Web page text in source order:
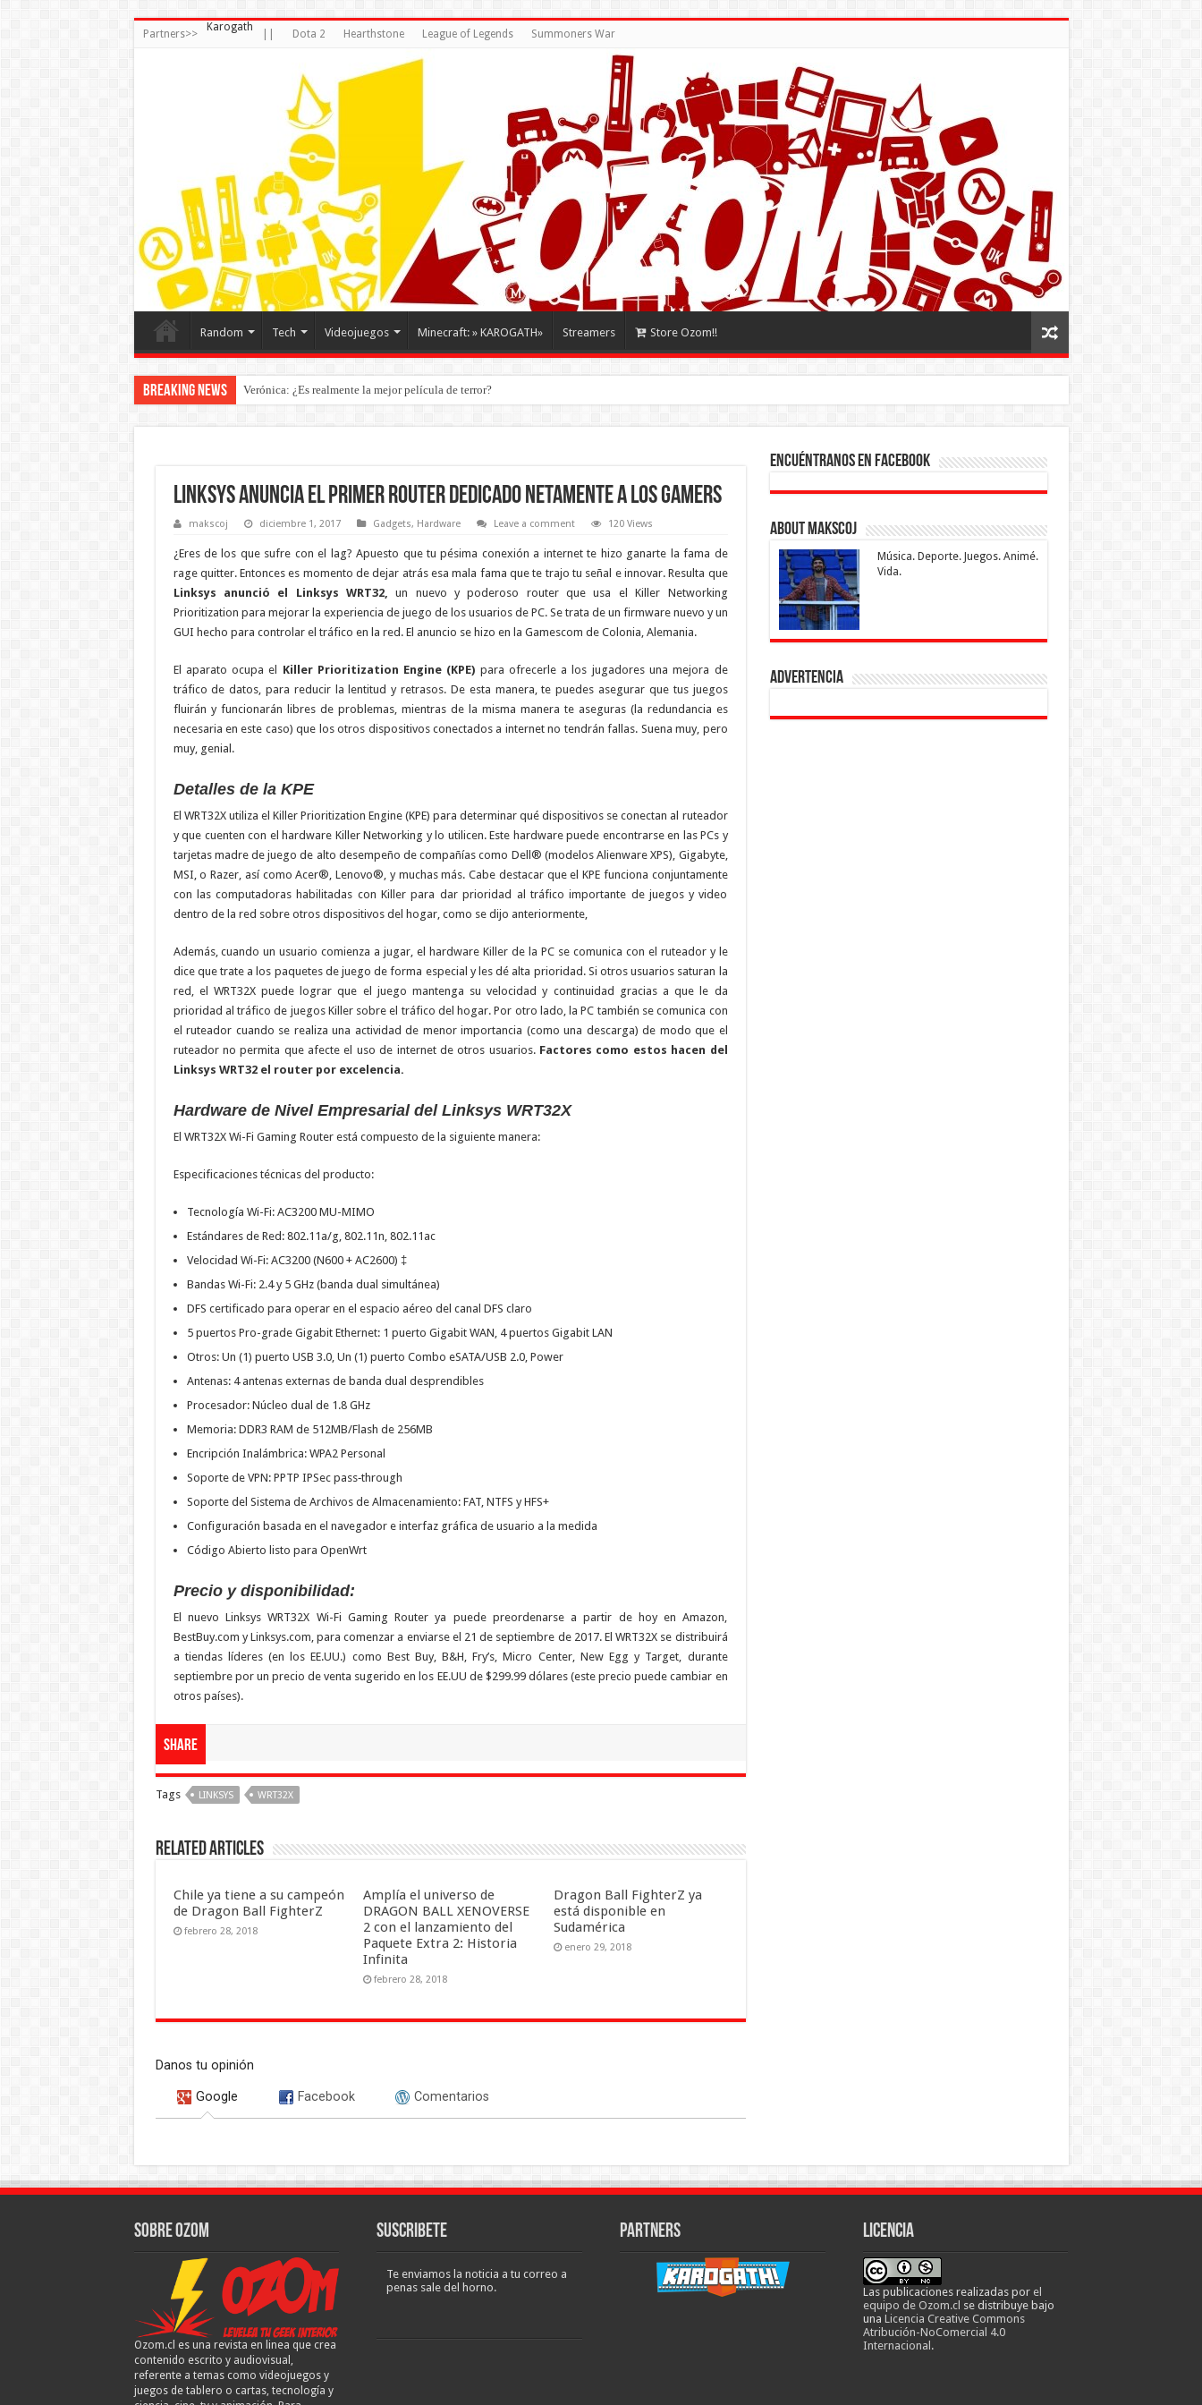
Partners>>
Karogath
Dota 2 Hearthstone League of Legends Summoners War
Random Tech Videojuegos Minecraft: » KAROGATH» Streamers Store Ozom!!
Breaking News Verónica: ¿Es realmente la mejor película de terror?
LINKSYS ANUNCIA EL PRIMER ROUTER DEDICADO NETAMENTE A LOS GAMERS
makscoj diciembre 1, 2017 Gadgets, Hardware Leave a comment 120 Views
¿Eres de los que sufre con el lag? Apuesto que tu pésima conexión a internet te hizo ganarte la fama de
rage quitter. Entonces es momento de dejar atrás esa mala fama que te trajo tu señal e innovar. Resulta que
Linksys anunció el Linksys WRT32, un nuevo y poderoso router que usa el Killer Networking
Prioritization para mejorar la experiencia de juego de los usuarios de PC. Se trata de un firmware nuevo y un
GUI hecho para controlar el tráfico en la red. El anuncio se hizo en la Gamescom de Colonia, Alemania.
El aparato ocupa el Killer Prioritization Engine (KPE) para ofrecerle a los jugadores una mejora de
tráfico de datos, para reducir la lentitud y retrasos. De esta manera, te puedes asegurar que tus juegos
fluirán y funcionarán libres de problemas, mientras de la misma manera te aseguras (la redundancia es
necesaria en este caso) que los otros dispositivos conectados a internet no tendrán fallas. Suena muy, pero
muy, genial.
Detalles de la KPE
El WRT32X utiliza el Killer Prioritization Engine (KPE) para determinar qué dispositivos se conectan al ruteador
y que cuenten con el hardware Killer Networking y lo utilicen. Este hardware puede encontrarse en las PCs y
tarjetas madre de juego de alto desempeño de compañías como Dell® (modelos Alienware XPS), Gigabyte,
MSI, o Razer, así como Acer®, Lenovo®, y muchas más. Cabe destacar que el KPE funciona conjuntamente
con las computadoras habilitadas con Killer para dar prioridad al tráfico importante de juegos y video
dentro de la red sobre otros dispositivos del hogar, como se dijo anteriormente,
Además, cuando un usuario comienza a jugar, el hardware Killer de la PC se comunica con el ruteador y le
dice que trate a los paquetes de juego de forma especial y les dé alta prioridad. Si otros usuarios saturan la
red, el WRT32X puede lograr que el juego mantenga su velocidad y continuidad gracias a que le da
prioridad al tráfico de juegos Killer sobre el tráfico del hogar. Por otro lado, la PC también se comunica con
el ruteador cuando se realiza una actividad de menor importancia (como una descarga) de modo que el
ruteador no permita que afecte el uso de internet de otros usuarios. Factores como estos hacen del
Linksys WRT32 el router por excelencia.
Hardware de Nivel Empresarial del Linksys WRT32X
El WRT32X Wi-Fi Gaming Router está compuesto de la siguiente manera:
Especificaciones técnicas del producto:
Tecnología Wi-Fi: AC3200 MU-MIMO
Estándares de Red: 802.11a/g, 802.11n, 802.11ac
Velocidad Wi-Fi: AC3200 (N600 + AC2600) ‡
Bandas Wi-Fi: 2.4 y 5 GHz (banda dual simultánea)
DFS certificado para operar en el espacio aéreo del canal DFS claro
5 puertos Pro-grade Gigabit Ethernet: 1 puerto Gigabit WAN, 4 puertos Gigabit LAN
Otros: Un (1) puerto USB 3.0, Un (1) puerto Combo eSATA/USB 2.0, Power
Antenas: 4 antenas externas de banda dual desprendibles
Procesador: Núcleo dual de 1.8 GHz
Memoria: DDR3 RAM de 512MB/Flash de 256MB
Encripción Inalámbrica: WPA2 Personal
Soporte de VPN: PPTP IPSec pass‐through
Soporte del Sistema de Archivos de Almacenamiento: FAT, NTFS y HFS+
Configuración basada en el navegador e interfaz gráfica de usuario a la medida
Código Abierto listo para OpenWrt
Precio y disponibilidad:
El nuevo Linksys WRT32X Wi-Fi Gaming Router ya puede preordenarse a partir de hoy en Amazon,
BestBuy.com y Linksys.com, para comenzar a enviarse el 21 de septiembre de 2017. El WRT32X se distribuirá
a tiendas líderes (en los EE.UU.) como Best Buy, B&H, Fry’s, Micro Center, New Egg y Target, durante
septiembre por un precio de venta sugerido en los EE.UU de $299.99 dólares (este precio puede cambiar en
otros países).
Share
Tags LINKSYS WRT32X
Related Articles
Chile ya tiene a su campeón
de Dragon Ball FighterZ
febrero 28, 2018
Amplía el universo de
DRAGON BALL XENOVERSE
2 con el lanzamiento del
Paquete Extra 2: Historia
Infinita
febrero 28, 2018
Dragon Ball FighterZ ya
está disponible en
Sudamérica
enero 29, 2018
Danos tu opinión
Google Facebook Comentarios
Encuéntranos en Facebook
About makscoj
Música. Deporte. Juegos. Animé.
Vida.
Advertencia
Sobre Ozom
Ozom.cl es una revista en linea que crea
contenido escrito y audiovisual,
referente a temas como videojuegos y
juegos de tablero o cartas, tecnología y
Suscribete
Te enviamos la noticia a tu correo a
penas sale del horno.
Partners Licencia
Las publicaciones realizadaspor el
equipo de Ozom.cl se distribuye bajo
una Licencia Creative Commons
Atribución-NoComercial 4.0
Internacional .